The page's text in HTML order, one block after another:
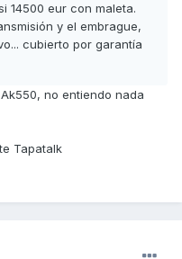
14500 eur con maleta.
y el embrague,
cubierto por garantía
no entiendo nada
Tapatalk